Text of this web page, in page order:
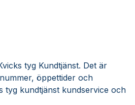
tyg Kundtjänst. Det är
öppettider och
tyg kundtjänst kundservice och